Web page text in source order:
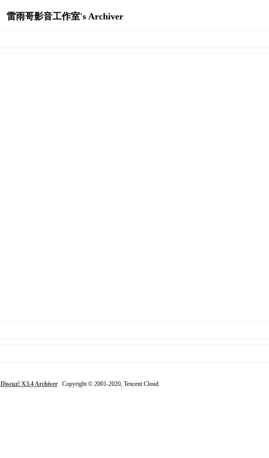
雷雨哥影音工作室's Archiver
Discuz! X3.4 ArchiverCopyright © 2001-2020, Tencent Cloud.